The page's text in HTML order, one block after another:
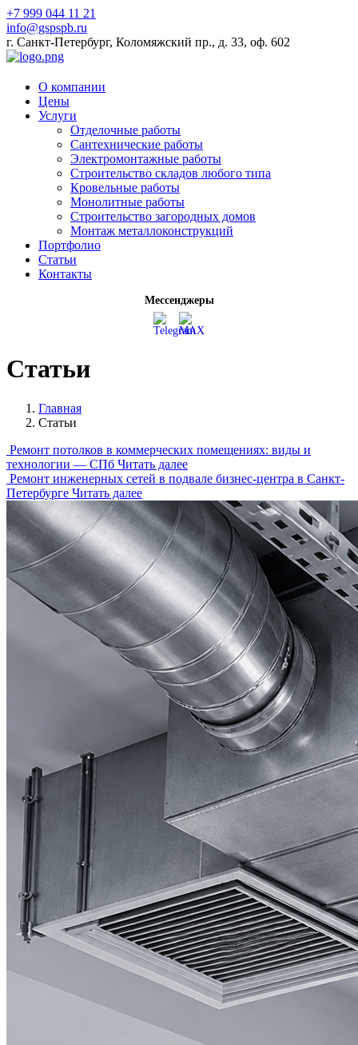
+7 999 044 11 21
info@gspspb.ru
г. Санкт-Петербург, Коломяжский пр., д. 33, оф. 602
О компании
Цены
Услуги
Отделочные работы
Сантехнические работы
Электромонтажные работы
Строительство складов любого типа
Кровельные работы
Монолитные работы
Строительство загородных домов
Монтаж металлоконструкций
Портфолио
Статьи
Контакты
Мессенджеры
Статьи
Главная
Статьи
Ремонт потолков в коммерческих помещениях: виды и
технологии — СПб Читать далее
Ремонт инженерных сетей в подвале бизнес-центра в Санкт-
Петербурге Читать далее